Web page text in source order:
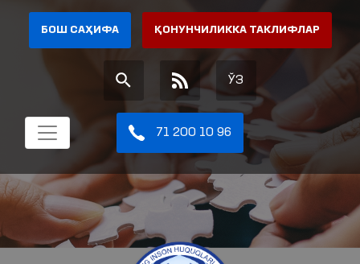
БОШ САҲИФА ҚОНУНЧИЛИККА ТАКЛИФЛАР
ЎЗ
71 200 10 96